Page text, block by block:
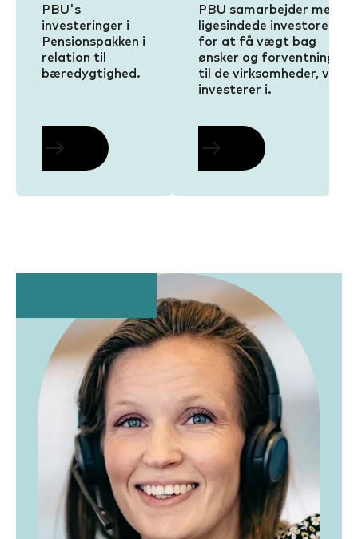
PBU's
investeringer i
Pensionspakken i
relation til
bæredygtighed.
PBU samarbejder med
ligesindede investorer
for at få vægt bag
ønsker og forventninger
til de virksomheder, vi
investerer i.